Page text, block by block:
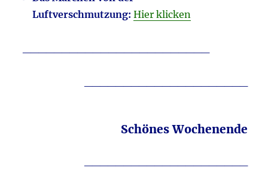
Luftverschmutzung: Hier klicken
Schönes Wochenende